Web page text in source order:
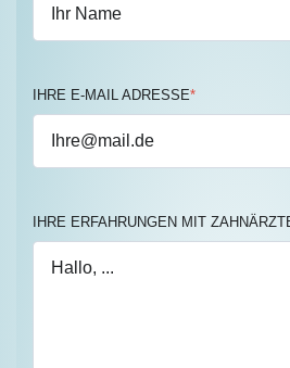
IHRE E-MAIL ADRESSE*
IHRE ERFAHRUNGEN MIT